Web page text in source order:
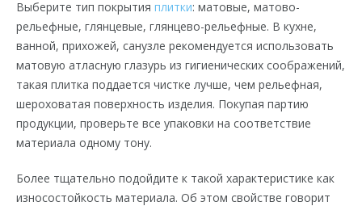
Выберите тип покрытия плитки: матовые, матово-
рельефные, глянцевые, глянцево-рельефные. В кухне,
ванной, прихожей, санузле рекомендуется использовать
матовую атласную глазурь из гигиенических соображений,
такая плитка поддается чистке лучше, чем рельефная,
шероховатая поверхность изделия. Покупая партию
продукции, проверьте все упаковки на соответствие
материала одному тону.
Более тщательно подойдите к такой характеристике как
износостойкость материала. Об этом свойстве говорит